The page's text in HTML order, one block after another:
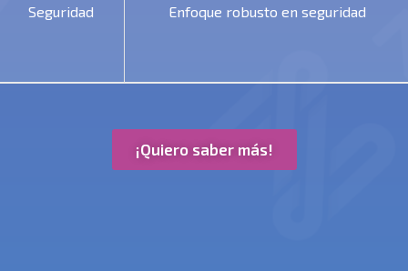
Seguridad Enfoque robusto en seguridad
¡Quiero saber más!